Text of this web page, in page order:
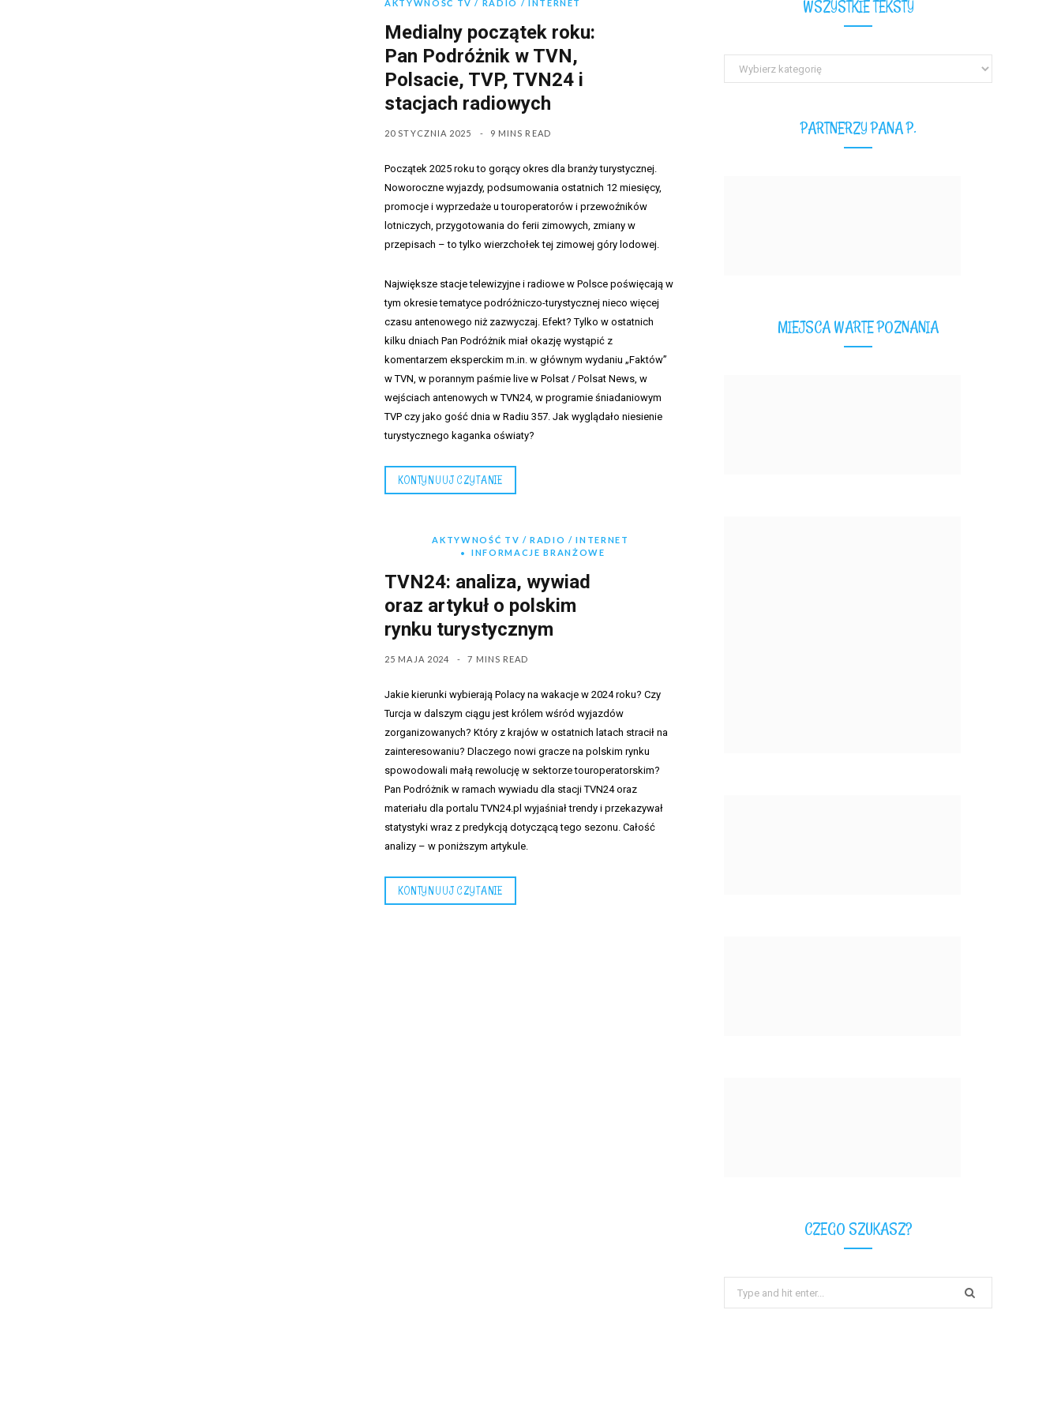
AKTYWNOŚĆ TV / RADIO / INTERNET
Medialny początek roku:
Pan Podróżnik w TVN,
Polsacie, TVP, TVN24 i
stacjach radiowych
20 STYCZNIA 2025 9 MINS READ
Początek 2025 roku to gorący okres dla branży turystycznej.
Noworoczne wyjazdy, podsumowania ostatnich 12 miesięcy,
promocje i wyprzedaże u touroperatorów i przewoźników
lotniczych, przygotowania do ferii zimowych, zmiany w
przepisach – to tylko wierzchołek tej zimowej góry lodowej.
Największe stacje telewizyjne i radiowe w Polsce poświęcają w
tym okresie tematyce podróżniczo-turystycznej nieco więcej
czasu antenowego niż zazwyczaj. Efekt? Tylko w ostatnich
kilku dniach Pan Podróżnik miał okazję wystąpić z
komentarzem eksperckim m.in. w głównym wydaniu „Faktów”
w TVN, w porannym paśmie live w Polsat / Polsat News, w
wejściach antenowych w TVN24, w programie śniadaniowym
TVP czy jako gość dnia w Radiu 357. Jak wyglądało niesienie
turystycznego kaganka oświaty?
KONTYNUUJ CZYTANIE
AKTYWNOŚĆ TV / RADIO / INTERNET
INFORMACJE BRANŻOWE
TVN24: analiza, wywiad
oraz artykuł o polskim
rynku turystycznym
25 MAJA 2024 7 MINS READ
Jakie kierunki wybierają Polacy na wakacje w 2024 roku? Czy
Turcja w dalszym ciągu jest królem wśród wyjazdów
zorganizowanych? Który z krajów w ostatnich latach stracił na
zainteresowaniu? Dlaczego nowi gracze na polskim rynku
spowodowali małą rewolucję w sektorze touroperatorskim?
Pan Podróżnik w ramach wywiadu dla stacji TVN24 oraz
materiału dla portalu TVN24.pl wyjaśniał trendy i przekazywał
statystyki wraz z predykcją dotyczącą tego sezonu. Całość
analizy – w poniższym artykule.
KONTYNUUJ CZYTANIE
WSZYSTKIE TEKSTY
Wszystkie
teksty
PARTNERZY PANA P.
MIEJSCA WARTE POZNANIA
CZEGO SZUKASZ?
for: